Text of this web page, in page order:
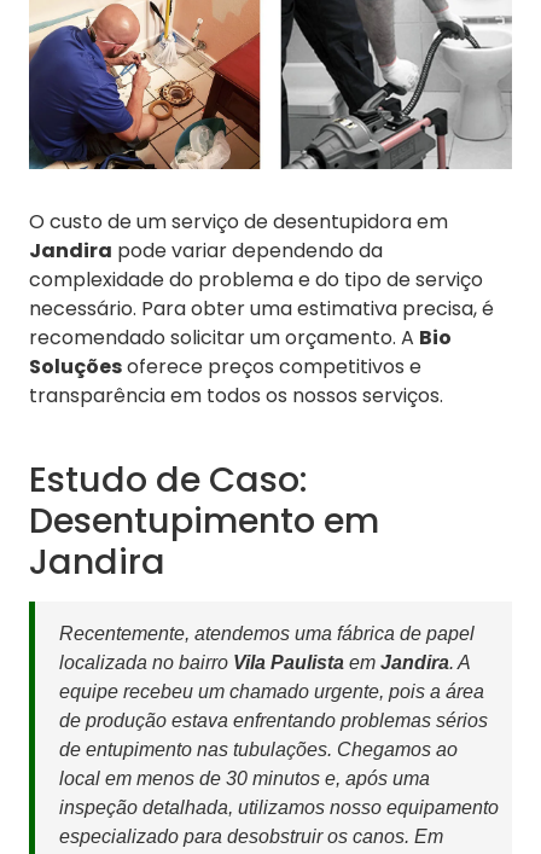
O custo de um serviço de desentupidora em
Jandira pode variar dependendo da
complexidade do problema e do tipo de serviço
necessário. Para obter uma estimativa precisa, é
recomendado solicitar um orçamento. A Bio
Soluçõesoferece preços competitivos e
transparência em todos os nossos serviços.
Estudo de Caso:
Desentupimento em
Jandira
Recentemente, atendemos uma fábrica de papel
localizada no bairro Vila Paulista em Jandira. A
equipe recebeu um chamado urgente, pois a área
de produção estava enfrentando problemas sérios
de entupimento nas tubulações. Chegamos ao
local em menos de 30 minutos e, após uma
inspeção detalhada, utilizamos nosso equipamento
especializado para desobstruir os canos. Em